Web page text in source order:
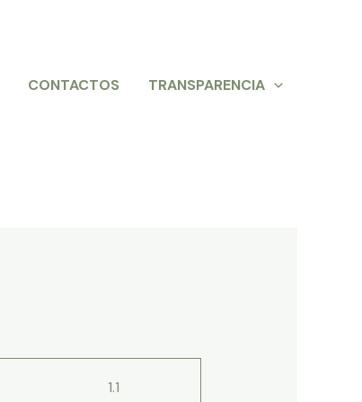
CONTACTOS TRANSPARENCIA
1.1